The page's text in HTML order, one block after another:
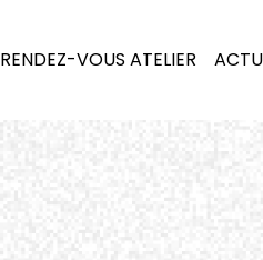
RENDEZ-VOUS ATELIER